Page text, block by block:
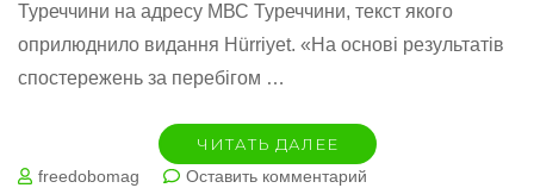
Туреччини на адресу МВС Туреччини, текст якого
оприлюднило видання Hürriyet. «На основі результатів
спостережень за перебігом …
ЧИТАТЬ ДАЛЕЕ
freedobomag
Оставить комментарий